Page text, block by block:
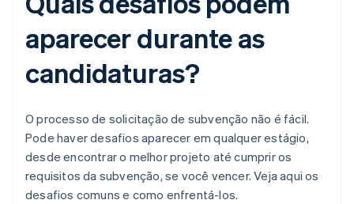
aparecer durante as
candidaturas?
O processo de solicitação de subvenção não é fácil.
Pode haver desafios aparecer em qualquer estágio,
desde encontrar o melhor projeto até cumprir os
requisitos da subvenção, se você vencer. Veja aqui os
desafios comuns e como enfrentá-los.